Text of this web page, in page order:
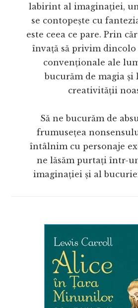
labirint al imaginației,
se contopește cu
este ceea ce pare. Prin
învață să privim dincolo
convenționale ale
bucurăm de magia și
creativității
Să ne bucurăm de
frumusețea
întâlnim cu personaje
ne lăsăm purtați într-
imaginației și al